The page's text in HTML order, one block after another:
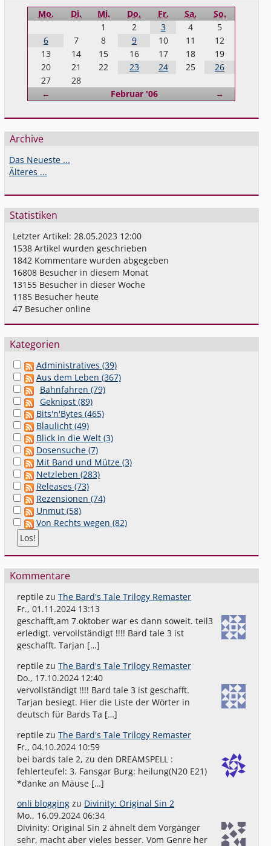
Mo. Di. Mi. Do. Fr. Sa. So.
← Februar '06 Vorwärts
→
1 2 3 4
5
6
7 8 9 10 11
12
13
14 15 16 17 18
19
20
21 22 23 24 25
26
27
28
Archive
Das Neueste ...
Älteres ...
Statistiken
Letzter Artikel:28.05.2023 12:00
1538 Artikel wurden geschrieben
1842 Kommentare wurden abgegeben
16808 Besucher in diesem Monat
13155 Besucher in dieser Woche
1185 Besucher heute
47 Besucher online
Kategorien
Administratives (39)
Aus dem Leben (367)
Bahnfahren (79)
Geknipst (89)
Bits'n'Bytes (465)
Blaulicht (49)
Blick in die Welt (3)
Dosensuche (7)
Mit Band und Mütze (3)
Netzleben (283)
Releases (73)
Rezensionen (74)
Unmut (58)
Von Rechts wegen (82)
Kommentare
reptile zuThe Bard's Tale Trilogy Remaster
Fr., 01.11.2024 13:13
geschafft,am 7.oktober war es dann soweit. teil3
erledigt. vervollständigt !!!! Bard tale 3 ist
geschafft. Tarjan […]
reptile zuThe Bard's Tale Trilogy Remaster
Do., 17.10.2024 12:40
vervollständigt !!!! Bard tale 3 ist geschafft.
Tarjan besiegt. Hier die Liste der Wörter in
deutsch für Bards Ta […]
reptile zuThe Bard's Tale Trilogy Remaster
Fr., 04.10.2024 10:59
bei bards tale 2, zu den DREAMSPELL :
fehlerteufel: 3. Fansgar Burg: heilung(N20 E21)
*danke an Mäuse […]
onli blogging zu Divinity: Original Sin 2
Mo., 16.09.2024 06:34
Divinity: Original Sin 2 ähnelt dem Vorgänger
sehr, macht aber vieles besser. Vom Genre her